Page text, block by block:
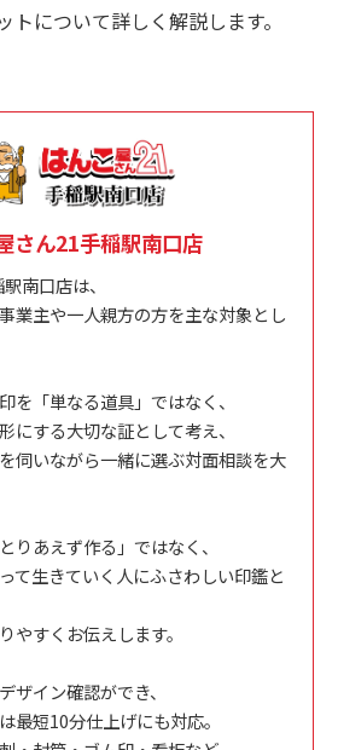
について詳しく解説します。
さん21手稲駅南口店
南口店は、
業主や一人親方の方を主な対象とし
を「単なる道具」ではなく、
にする大切な証として考え、
伺いながら一緒に選ぶ対面相談を大
りあえず作る」ではなく、
て生きていく人にふさわしい印鑑と
やすくお伝えします。
ザイン確認ができ、
最短10分仕上げにも対応。